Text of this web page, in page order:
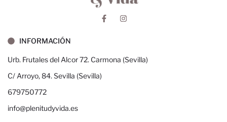
INFORMACIÓN
Urb. Frutales del Alcor 72. Carmona (Sevilla)
C/ Arroyo, 84. Sevilla (Sevilla)
679750772
info@plenitudyvida.es